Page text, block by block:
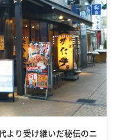
より受け継いだ秘伝のニ